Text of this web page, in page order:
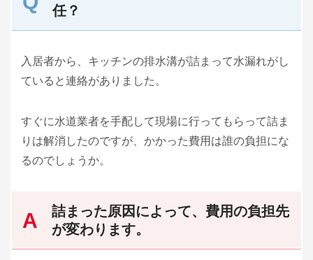
任？
入居者から、キッチンの排水溝が詰まって水漏れがし
ていると連絡がありました。
すぐに水道業者を手配して現場に行ってもらって詰ま
りは解消したのですが、かかった費用は誰の負担にな
るのでしょうか。
詰まった原因によって、費用の負担先
が変わります。